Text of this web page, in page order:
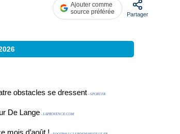
Ajouter comme
source préférée
Partager
obstacles se dressent - SPORT.FR
De Lange - LAPROVENCE.COM
mois d’août !